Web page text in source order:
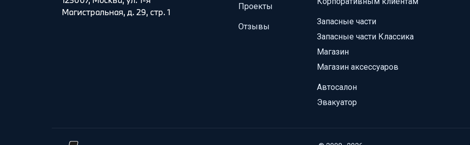
Магистральная, д. 29, стр. 1
Проекты
Отзывы
Запасные части
Запасные части Классика
Магазин
Магазин аксессуаров
Автосалон
Эвакуатор